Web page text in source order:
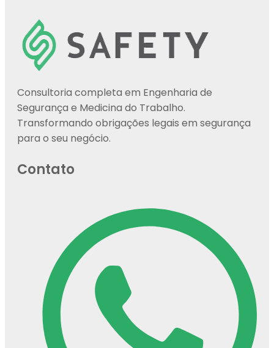
Consultoria completa em Engenharia de
Segurança e Medicina do Trabalho.
Transformando obrigações legais em segurança
para o seu negócio.
Contato